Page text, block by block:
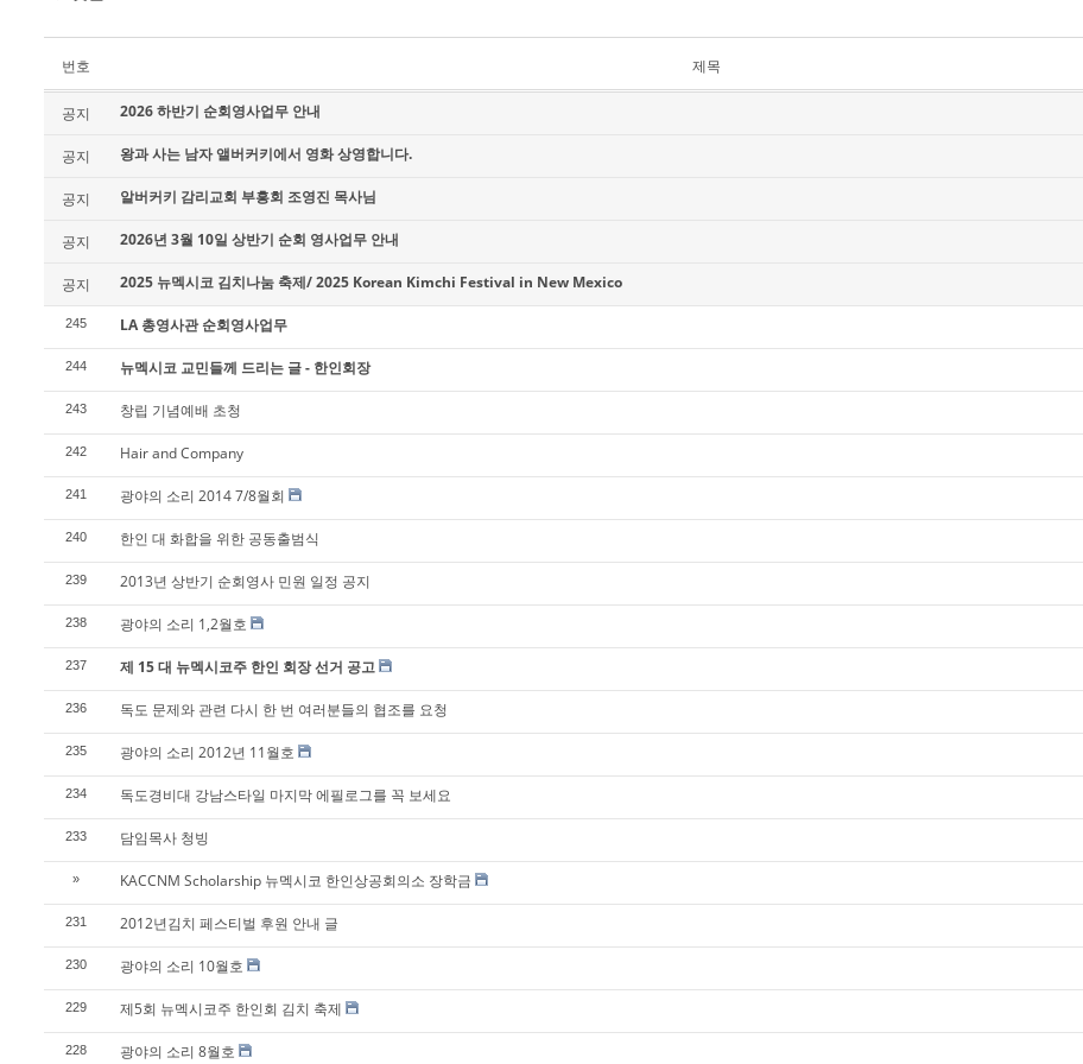
번호 제목
공지 2026 하반기 순회영사업무 안내
공지 왕과 사는 남자 앨버커키에서 영화 상영합니다.
공지 알버커키 감리교회 부흥회 조영진 목사님
공지 2026년 3월 10일 상반기 순회 영사업무 안내
공지 2025 뉴멕시코 김치나눔 축제/ 2025 Korean Kimchi Festival in New Mexico
245 LA 총영사관 순회영사업무
244 뉴멕시코 교민들께 드리는 글 - 한인회장
243 창립 기념예배 초청
242 Hair and Company
241 광야의 소리 2014 7/8월회
240 한인 대 화합을 위한 공동출범식
239 2013년 상반기 순회영사 민원 일정 공지
238 광야의 소리 1,2월호
237 제 15 대 뉴멕시코주 한인 회장 선거 공고
236 독도 문제와 관련 다시 한 번 여러분들의 협조를 요청
235 광야의 소리 2012년 11월호
234 독도경비대 강남스타일 마지막 에필로그를 꼭 보세요
233 담임목사 청빙
» KACCNM Scholarship 뉴멕시코 한인상공회의소 장학금
231 2012년김치 페스티벌 후원 안내 글
230 광야의 소리 10월호
229 제5회 뉴멕시코주 한인회 김치 축제
228 광야의 소리 8월호